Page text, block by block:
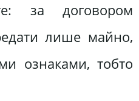
за договором
лише майно,
ознаками, тобто